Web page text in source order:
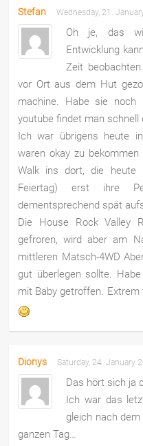
Stefan Wednesday, 21.
Oh je, das
Entwicklung
Zeit
vor Ort aus dem Hut
machine. Habe sie noch
youtube findet man schnell
Ich war übrigens heute
waren okay zu
Walk ins dort, die heute
Feiertag) erst ihre
dementsprechend spät
Die House Rock Valley
gefroren, wird aber am
mittleren Matsch-4WD
gut überlegen sollte.
mit Baby getroffen.
Dionys Saturday, 24. January
Das hört sich ja
Ich war das
gleich nach
ganzen Tag…